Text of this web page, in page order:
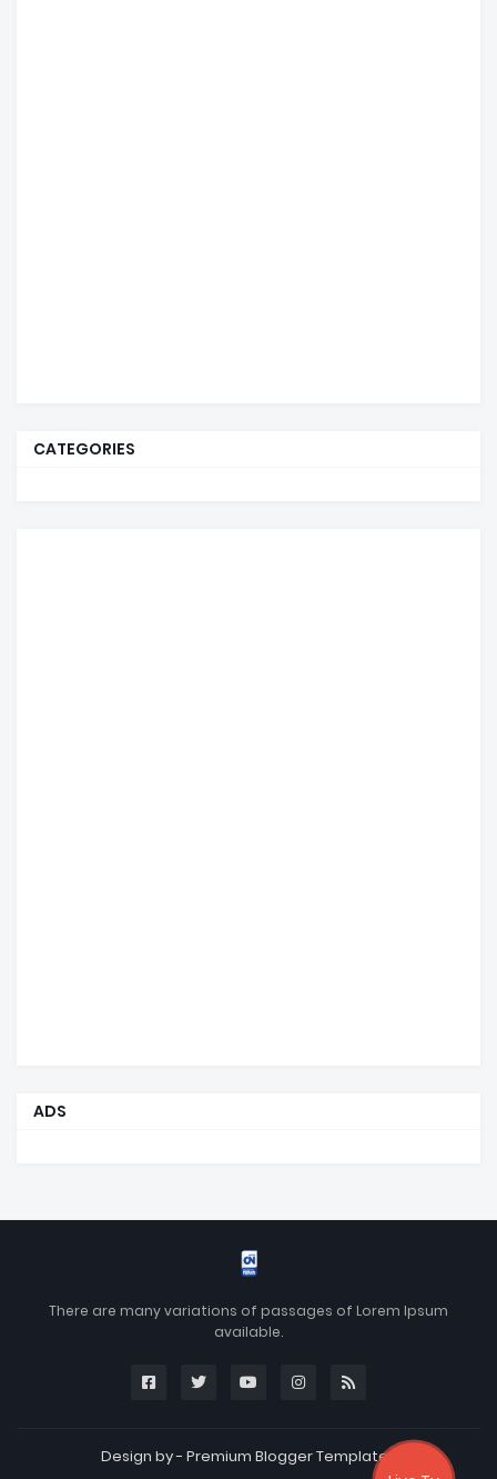
CATEGORIES
ADS
There are many variations of passages of Lorem Ipsum
available.
Design by - Premium Blogger Templates